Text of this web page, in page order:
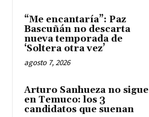
“Me encantaría”: Paz
Bascuñán no descarta
nueva temporada de
‘Soltera otra vez’
agosto 7, 2026
Arturo Sanhueza no sigue
en Temuco: los 3
candidatos que suenan